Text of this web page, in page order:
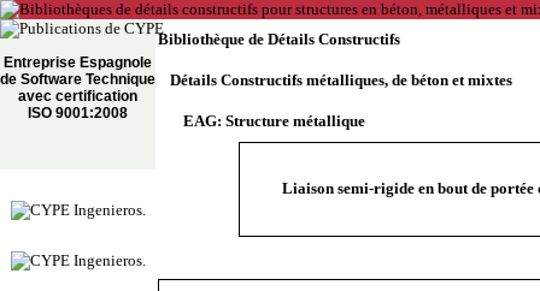
Entreprise Espagnole
de Software Technique
avec certification
ISO 9001:2008
Bibliothèque de Détails Constructifs
Détails Constructifs métalliques, de béton et mixtes
EAG: Structure métallique
Liaison semi-rigide en bout de portée